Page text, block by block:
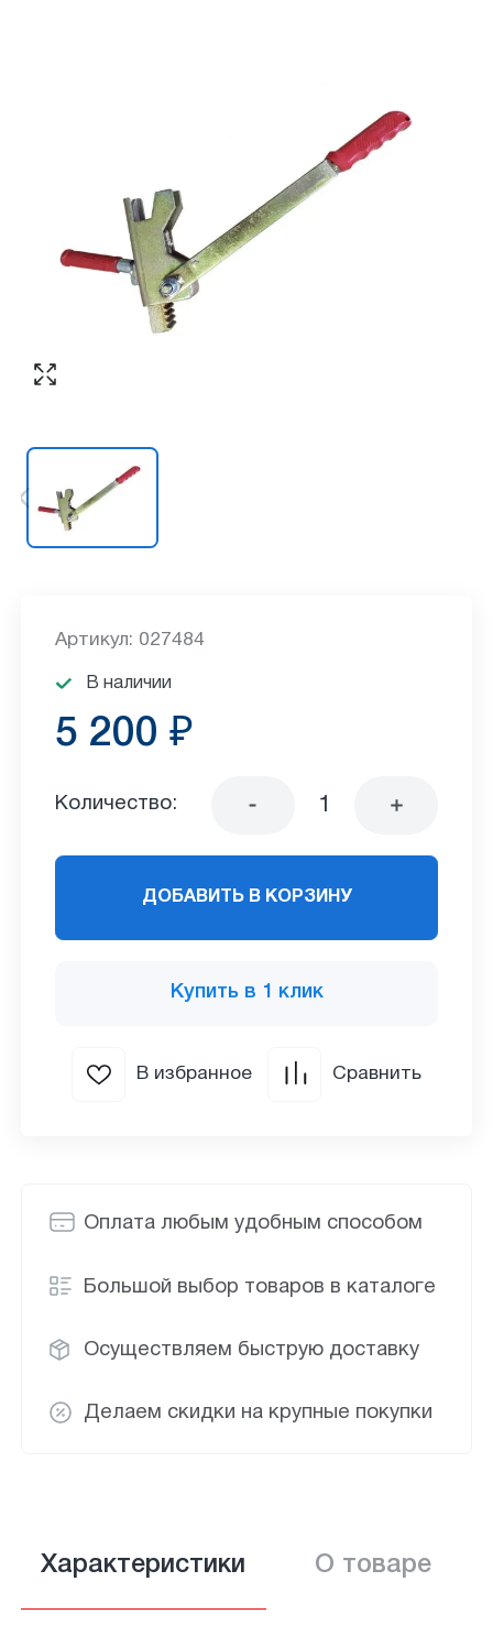
Оплата любым удобным способом
Большой выбор товаров в каталоге
Осуществляем быструю доставку
Делаем скидки на крупные покупки
Артикул: 027484
В наличии
5 200 ₽
Количество:
ДОБАВИТЬ В КОРЗИНУ
Купить в 1 клик
В избранное Сравнить
Характеристики О товаре
ПЕРЕЗВОНИТЕ МНЕ
Согласен с обработкой персональных
данных в соответствии сполитикой
конфиденциальности